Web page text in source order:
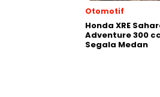
Otomotif
Honda XRE
Adventure 300
Segala Medan